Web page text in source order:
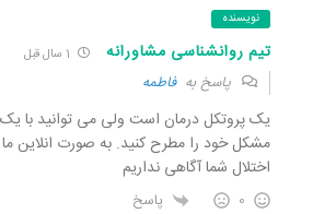
نویسنده
تیم روانشناسی مشاورانه
پاسخ بهفاطمه
یک پروتکل درمان است ولی می توانید با یک
مشکل خود را مطرح کنید. به صورت انلاین
اختلال شما آگاهی نداریم
0 پاسخ